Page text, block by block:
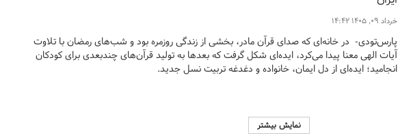
خرداد ۰۹, ۱۴۰۵ ۱۴:۴۲
پارس‌تودی- در خانه‌ای که صدای قرآن مادر، بخشی از زندگی روزمره بود و شب‌های رمضان با تلاوت
آیات الهی معنا پیدا می‌کرد، ایده‌ای شکل گرفت که بعدها به تولید قرآن‌های چندبعدی برای کودکان
انجامید؛ ایده‌ای از دل ایمان، خانواده و دغدغه تربیت نسل جدید.
نمایش بیشتر